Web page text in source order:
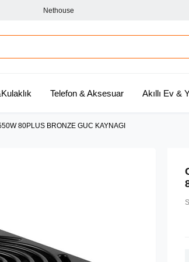
Nethouse
Telefon & Aksesuar Akıllı Ev &
80PLUS BRONZE GUC KAYNAGI